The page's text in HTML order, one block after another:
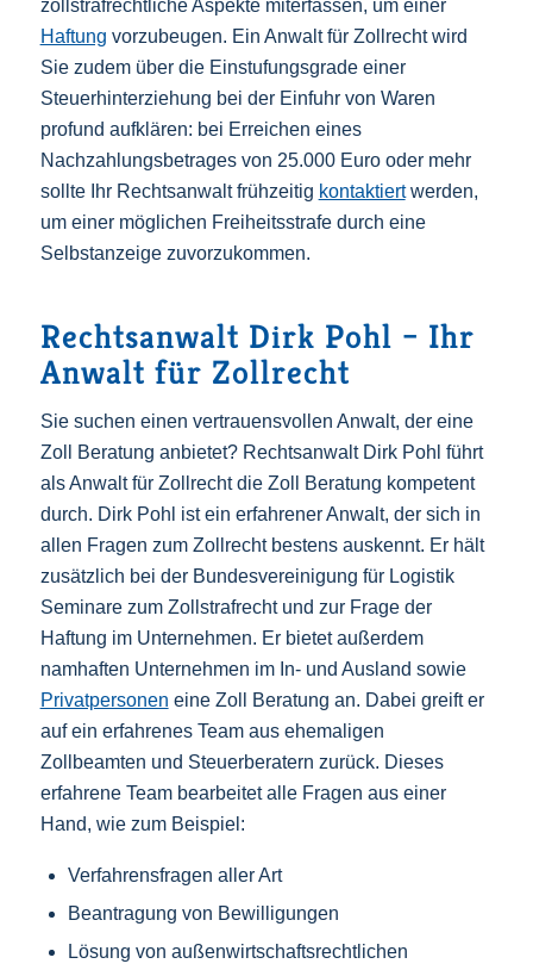
zollstrafrechtliche Aspekte miterfassen, um einer
Haftung vorzubeugen. Ein Anwalt für Zollrecht wird
Sie zudem über die Einstufungsgrade einer
Steuerhinterziehung bei der Einfuhr von Waren
profund aufklären: bei Erreichen eines
Nachzahlungsbetrages von 25.000 Euro oder mehr
sollte Ihr Rechtsanwalt frühzeitig kontaktiertwerden,
um einer möglichen Freiheitsstrafe durch eine
Selbstanzeige zuvorzukommen.
Rechtsanwalt Dirk Pohl – Ihr
Anwalt für Zollrecht
Sie suchen einen vertrauensvollen Anwalt, der eine
Zoll Beratung anbietet? Rechtsanwalt Dirk Pohl führt
als Anwalt für Zollrecht die Zoll Beratung kompetent
durch. Dirk Pohl ist ein erfahrener Anwalt, der sich in
allen Fragen zum Zollrecht bestens auskennt. Er hält
zusätzlich bei der Bundesvereinigung für Logistik
Seminare zum Zollstrafrecht und zur Frage der
Haftung im Unternehmen. Er bietet außerdem
namhaften Unternehmen im In- und Ausland sowie
Privatpersonen eine Zoll Beratung an. Dabei greift er
auf ein erfahrenes Team aus ehemaligen
Zollbeamten und Steuerberatern zurück. Dieses
erfahrene Team bearbeitet alle Fragen aus einer
Hand, wie zum Beispiel:
Verfahrensfragen aller Art
Beantragung von Bewilligungen
Lösung von außenwirtschaftsrechtlichen